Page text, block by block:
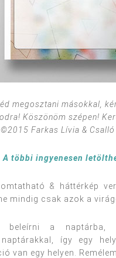
megosztani másokkal,
Köszönöm szépen!
©2015 Farkas Lívia &
A többi ingyenesen
& háttérkép
mindig csak azok a
beleírni a
naptárakkal, így egy
van egy helyen.